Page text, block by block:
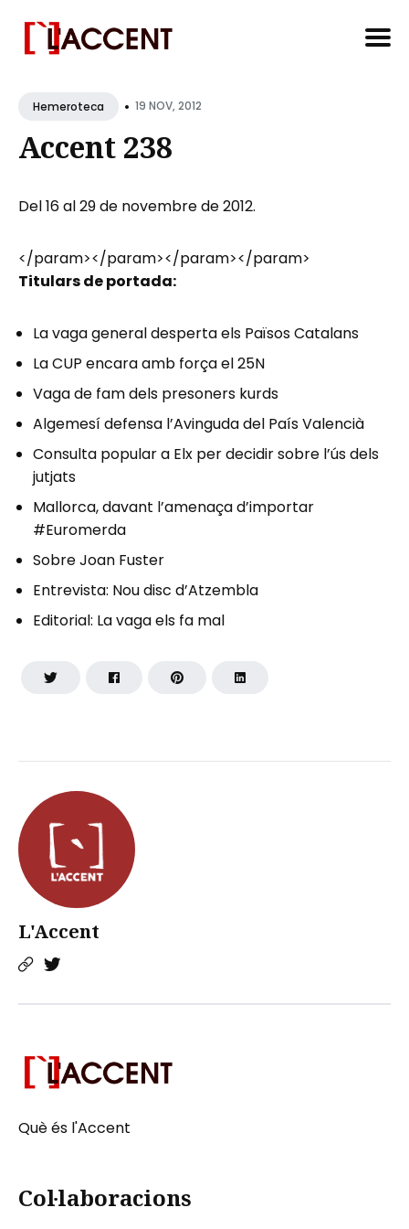
forHemeroteca • 19 NOV, 2012
Accent 238
L'Accent
Del 16 al 29 de novembre de 2012.
</param></param></param></param>
Titulars de portada:
La vaga general desperta els Països Catalans
La CUP encara amb força el 25N
Vaga de fam dels presoners kurds
Algemesí defensa l’Avinguda del País Valencià
Consulta popular a Elx per decidir sobre l’ús dels
jutjats
Mallorca, davant l’amenaça d’importar
#Euromerda
Sobre Joan Fuster
Entrevista: Nou disc d’Atzembla
Editorial: La vaga els fa mal
Què és l'Accent
Col·laboracions